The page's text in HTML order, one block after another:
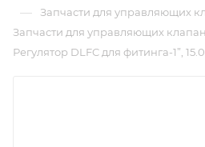
— Запчасти для управляющих
Запчасти для управляющих
Регулятор DLFC для фитинга-1”,